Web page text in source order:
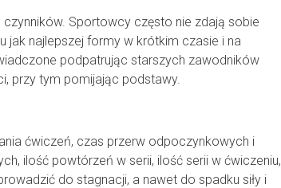
Sportowcy często nie zdają sobie
jak najlepszej formy w krótkim czasie i na
podpatrując starszych zawodników
przy tym pomijając podstawy.
ćwiczeń, czas przerw odpoczynkowych i
ilość powtórzeń w serii, ilość serii w ćwiczeniu,
do stagnacji, a nawet do spadku siły i